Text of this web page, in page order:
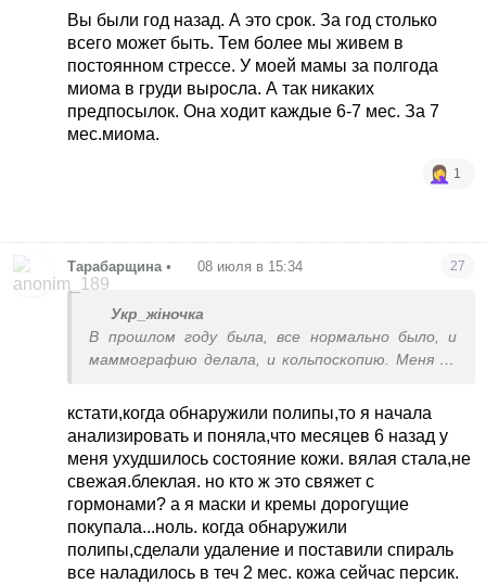
Вы были год назад. А это срок. За год столько
всего может быть. Тем более мы живем в
постоянном стрессе. У моей мамы за полгода
миома в груди выросла. А так никаких
предпосылок. Она ходит каждые 6-7 мес. За 7
мес.миома.
1
Тарабарщина • 08 июля в 15:34 27
Укр_жіночка
В прошлом году была, все нормально было, и
маммографию делала, и кольпоскопию. Меня по
никаких предклимаксных вестников пока нет.
Цикл регулярный
кстати,когда обнаружили полипы,то я начала
анализировать и поняла,что месяцев 6 назад у
меня ухудшилось состояние кожи. вялая стала,не
свежая.блеклая. но кто ж это свяжет с
гормонами? а я маски и кремы дорогущие
покупала...ноль. когда обнаружили
полипы,сделали удаление и поставили спираль
все наладилось в теч 2 мес. кожа сейчас персик.